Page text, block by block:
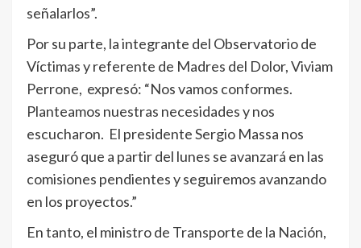
señalarlos”.
Por su parte, la integrante del Observatorio de
Víctimas y referente de Madres del Dolor, Viviam
Perrone, expresó: “Nos vamos conformes.
Planteamos nuestras necesidades y nos
escucharon. El presidente Sergio Massa nos
aseguró que a partir del lunes se avanzará en las
comisiones pendientes y seguiremos avanzando
en los proyectos.”
En tanto, el ministro de Transporte de la Nación,